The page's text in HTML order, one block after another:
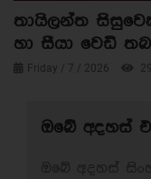
තායිලන්ත
හා සීයා වෙඩි
Friday / 7 / 2026
ඔබේ අදහස්